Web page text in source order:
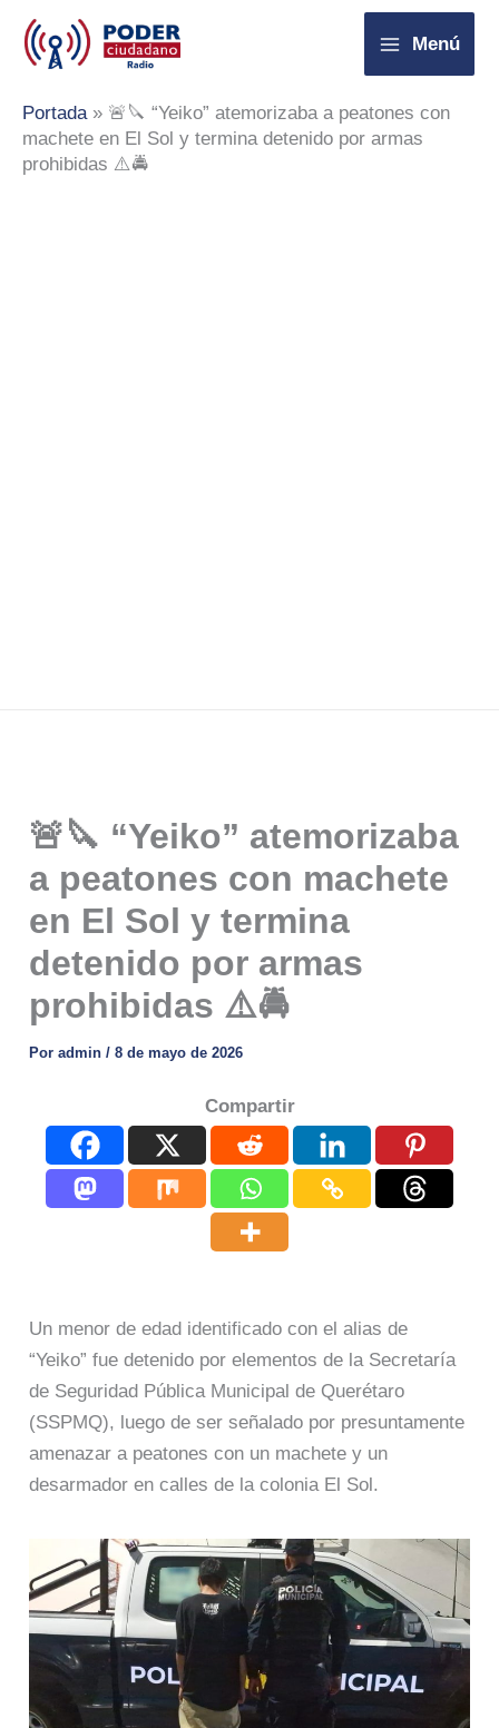
contenido
Menú
Portada» 🚨🔪 “Yeiko” atemorizaba a peatones con
machete en El Sol y termina detenido por armas
prohibidas ⚠️🚔
🚨🔪 “Yeiko” atemorizaba
a peatones con machete
en El Sol y termina
detenido por armas
prohibidas ⚠️🚔
Poradmin/8 de mayo de 2026
Compartir
Un menor de edad identificado con el alias de
“Yeiko” fue detenido por elementos de la Secretaría
de Seguridad Pública Municipal de Querétaro
(SSPMQ), luego de ser señalado por presuntamente
amenazar a peatones con un machete y un
desarmador en calles de la colonia El Sol.